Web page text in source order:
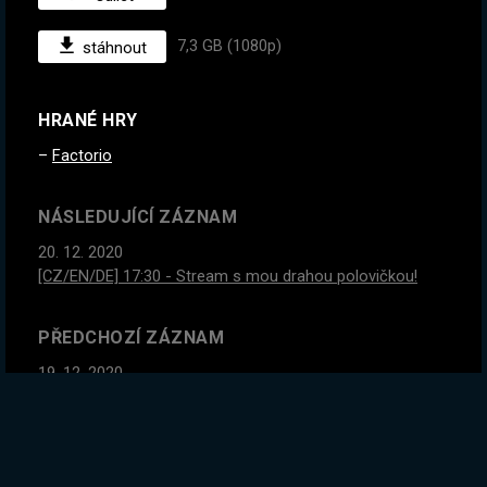
stáhnout 7,3 GB (1080p)
HRANÉ HRY
Factorio
NÁSLEDUJÍCÍ ZÁZNAM
20. 12. 2020
[CZ/EN/DE] 17:30 - Stream s mou drahou polovičkou!
PŘEDCHOZÍ ZÁZNAM
19. 12. 2020